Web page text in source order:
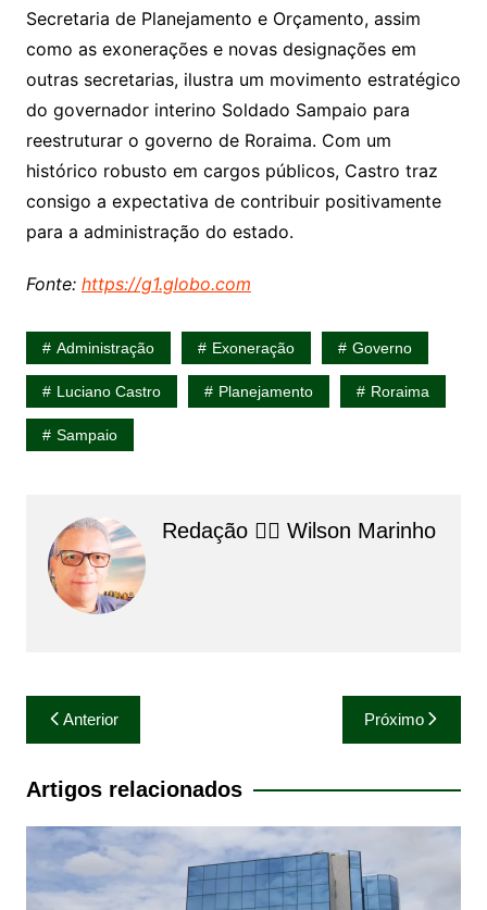
Secretaria de Planejamento e Orçamento, assim
como as exonerações e novas designações em
outras secretarias, ilustra um movimento estratégico
do governador interino Soldado Sampaio para
reestruturar o governo de Roraima. Com um
histórico robusto em cargos públicos, Castro traz
consigo a expectativa de contribuir positivamente
para a administração do estado.
Fonte: https://g1.globo.com
Administração Exoneração Governo
Luciano Castro Planejamento Roraima
Sampaio
Redação 👨‍⚖️​ Wilson Marinho
Navegação
de
Post
Anterior Próximo
Artigos relacionados